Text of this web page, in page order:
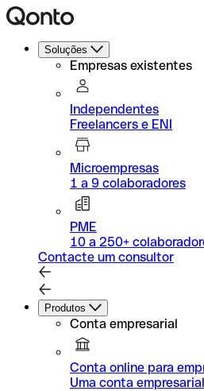
Soluções
Empresas existentes
Independentes
Freelancers e ENI
Microempresas
1 a 9 colaboradores
PME
10 a 250+
Contacte um consultor
Produtos
Conta empresarial
Conta online para
Uma conta